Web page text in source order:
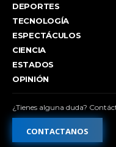
DEPORTES
TECNOLOGÍA
ESPECTÁCULOS
CIENCIA
ESTADOS
OPINIÓN
¿Tienes alguna duda?
CONTACTANOS